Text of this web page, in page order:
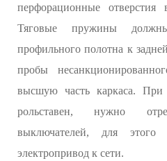
перфорационные отверстия
Тяговые пружины
профильного полотна к
пробы
высшую часть каркаса. При
рольставен, нужно
выключателей, для этого
электропривод к сети.